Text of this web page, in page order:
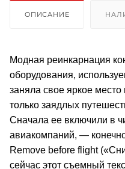
ОПИСАНИЕ
Модная реинкарнация
оборудования,
заняла свое яркое
только заядлых
Сначала ее включили в
авиакомпаний, —
Remove before flight
сейчас этот съемный